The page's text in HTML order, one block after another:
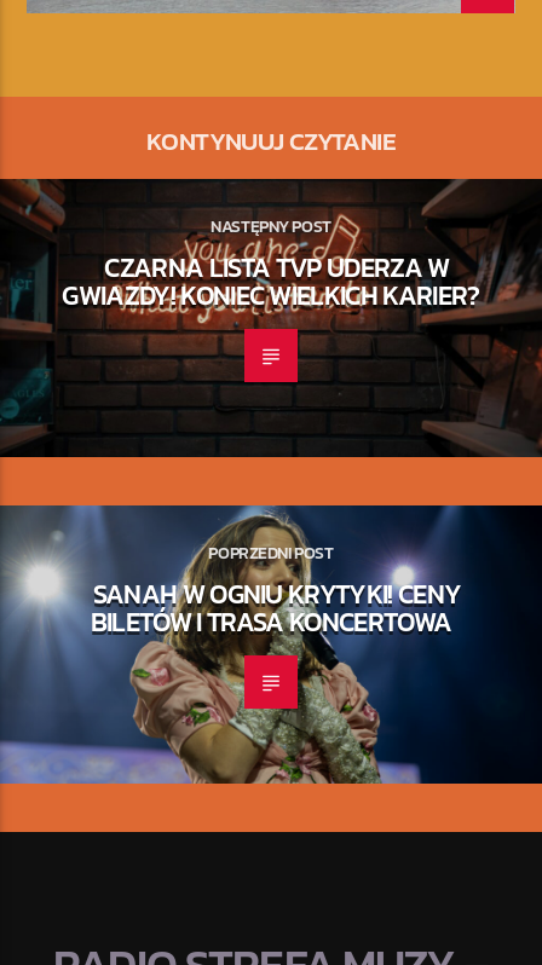
KONTYNUUJ CZYTANIE
NASTĘPNY POST
CZARNA LISTA TVP UDERZA W
GWIAZDY! KONIEC WIELKICH KARIER?
POPRZEDNI POST
SANAH W OGNIU KRYTYKI! CENY
BILETÓW I TRASA KONCERTOWA